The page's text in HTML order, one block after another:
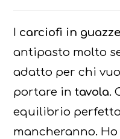
I carciofi in
antipasto molto
adatto per chi
portare intavola.
equilibrio
mancheranno.